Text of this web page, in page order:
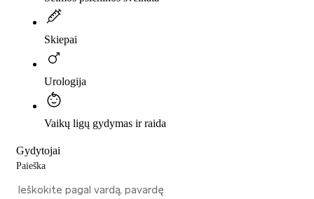
Skiepai
Urologija
Vaikų ligų gydymas ir raida
Gydytojai
Paieška